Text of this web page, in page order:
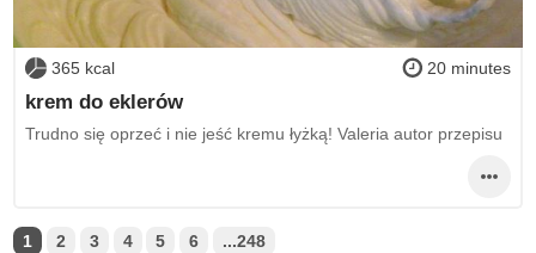
365 kcal 20 minutes
krem do eklerów
Trudno się oprzeć i nie jeść kremu łyżką! Valeria autor przepisu
1 2 3 4 5 6 ...248